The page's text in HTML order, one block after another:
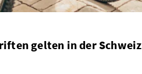
gelten in der Schweiz